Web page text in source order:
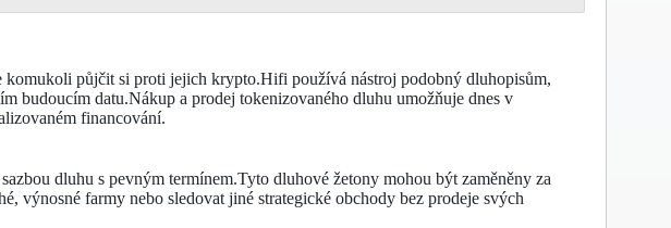
půjčit si proti jejich krypto.Hifi používá nástroj podobný dluhopisům,
budoucím datu.Nákup a prodej tokenizovaného dluhu umožňuje dnes v
financování.
dluhu s pevným termínem.Tyto dluhové žetony mohou být zaměněny za
výnosné farmy nebo sledovat jiné strategické obchody bez prodeje svých